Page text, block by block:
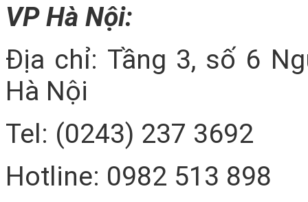
VP Hà Nội:
Địa chỉ: Tầng 3, số 6
Hà Nội
Tel: (0243) 237 3692
Hotline: 0982 513 898